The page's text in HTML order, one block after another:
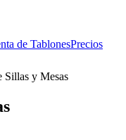
de TablonesPrecios
Sillas y Mesas